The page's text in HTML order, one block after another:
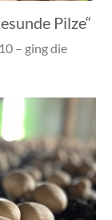
Pilze“
– ging die